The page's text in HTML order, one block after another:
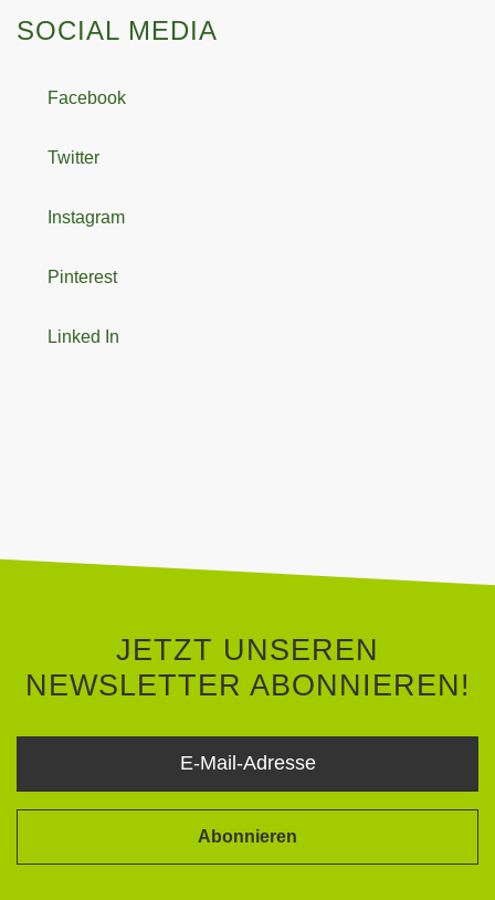
SOCIAL MEDIA
Facebook
Twitter
Instagram
Pinterest
Linked In
JETZT UNSEREN
NEWSLETTER ABONNIEREN!
Abonnieren